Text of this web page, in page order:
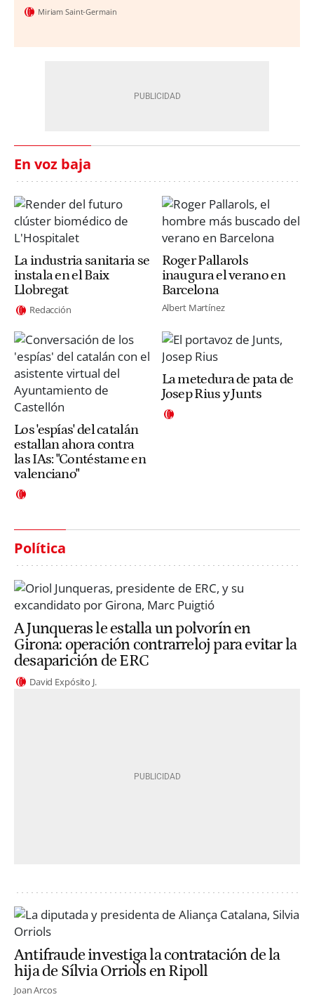
Miriam Saint-Germain
En voz baja
La industria sanitaria se
instala en el Baix
Llobregat
Redacción
Roger Pallarols
inaugura el verano en
Barcelona
Albert Martínez
Los 'espías' del catalán
estallan ahora contra
las IAs: "Contéstame en
valenciano"
La metedura de pata de
Josep Rius y Junts
Política
A Junqueras le estalla un polvorín en
Girona: operación contrarreloj para evitar la
desaparición de ERC
David Expósito J.
Antifraude investiga la contratación de la
hija de Sílvia Orriols en Ripoll
Joan Arcos